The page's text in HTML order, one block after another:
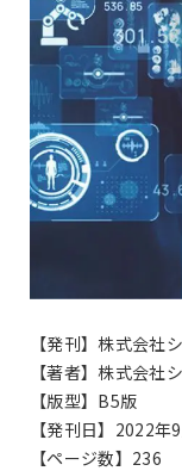
【発刊】株式会社
【著者】株式会社
【版型】B5版
【発刊日】2022年
【ページ数】236